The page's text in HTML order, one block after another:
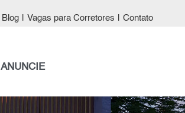
Blog Vagas para Corretores Contato
ANUNCIE